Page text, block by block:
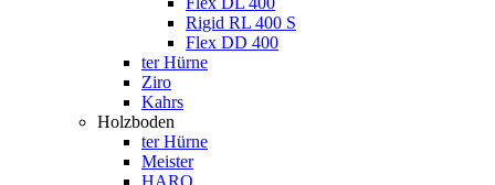
Rigid RL 400 S
Flex DD 400
ter Hürne
Ziro
Kahrs
Holzboden
ter Hürne
Meister
HARO